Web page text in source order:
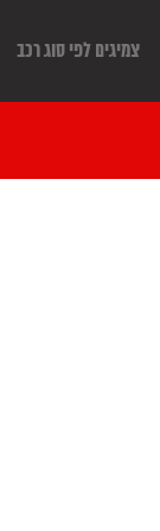
צמיגים לפי סוג רכב